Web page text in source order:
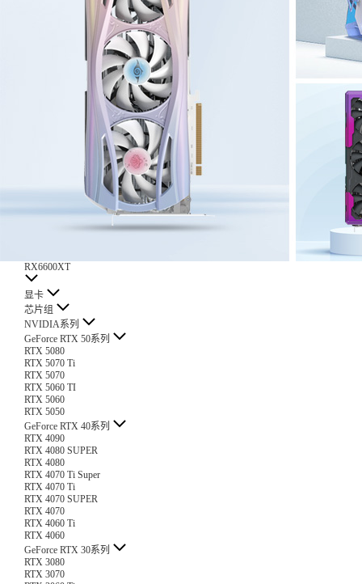
RX6600XT
显卡
芯片组
NVIDIA系列
GeForce RTX 50系列
RTX 5080
RTX 5070 Ti
RTX 5070
RTX 5060 TI
RTX 5060
RTX 5050
GeForce RTX 40系列
RTX 4090
RTX 4080 SUPER
RTX 4080
RTX 4070 Ti Super
RTX 4070 Ti
RTX 4070 SUPER
RTX 4070
RTX 4060 Ti
RTX 4060
GeForce RTX 30系列
RTX 3080
RTX 3070